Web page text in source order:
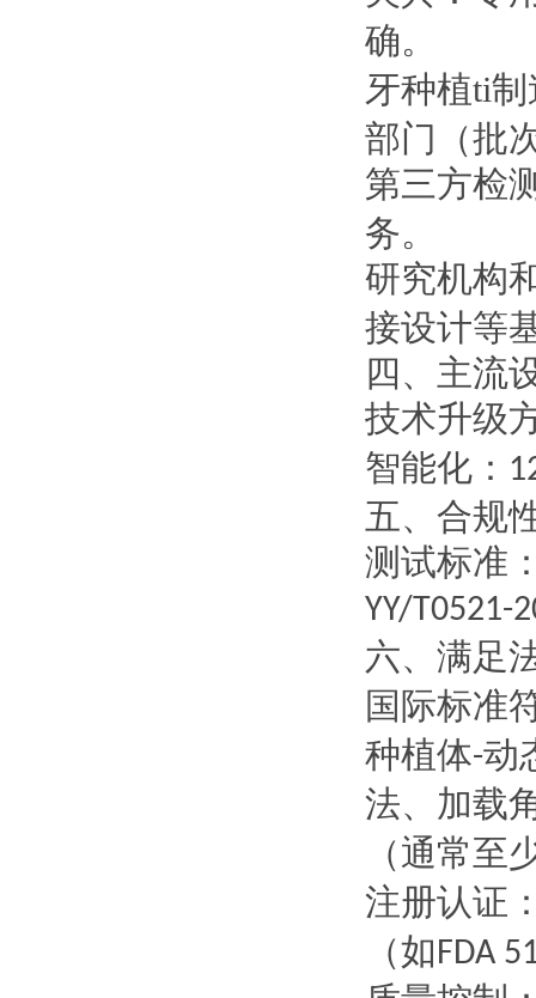
确。
牙种植ti制
部门（批
第三方检
务。
研究机构
接设计等
四、主流
技术升级
智能化 ：
五、 合规
测试标准
YY/T0521-
六、 满足
国际标准
种植体-动
法、加载
（通常至
注册认证
（如FDA